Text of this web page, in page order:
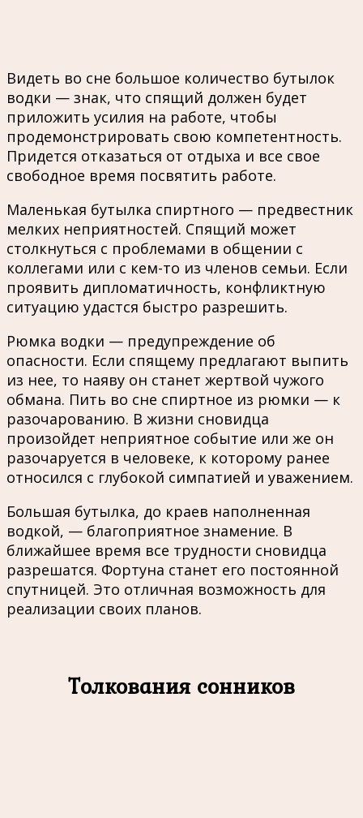
Видеть во сне большое количество бутылок
водки — знак, что спящий должен будет
приложить усилия на работе, чтобы
продемонстрировать свою компетентность.
Придется отказаться от отдыха и все свое
свободное время посвятить работе.
Маленькая бутылка спиртного — предвестник
мелких неприятностей. Спящий может
столкнуться с проблемами в общении с
коллегами или с кем-то из членов семьи. Если
проявить дипломатичность, конфликтную
ситуацию удастся быстро разрешить.
Рюмка водки — предупреждение об
опасности. Если спящему предлагают выпить
из нее, то наяву он станет жертвой чужого
обмана. Пить во сне спиртное из рюмки — к
разочарованию. В жизни сновидца
произойдет неприятное событие или же он
разочаруется в человеке, к которому ранее
относился с глубокой симпатией и уважением.
Большая бутылка, до краев наполненная
водкой, — благоприятное знамение. В
ближайшее время все трудности сновидца
разрешатся. Фортуна станет его постоянной
спутницей. Это отличная возможность для
реализации своих планов.
Толкования сонников